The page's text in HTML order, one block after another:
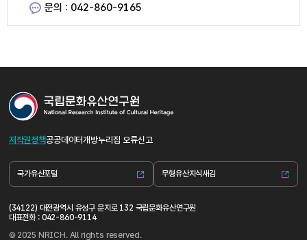
문의 : 042-860-9165
저작권정책공공데이터개방누리집 오류신고
국가유산포털 무형유산지식새김
(34122) 대전광역시 유성구 문지로 132 국립문화유산연구원
대표전화 : 042-860-9114
© 2025 NRICH. All rights reserved.